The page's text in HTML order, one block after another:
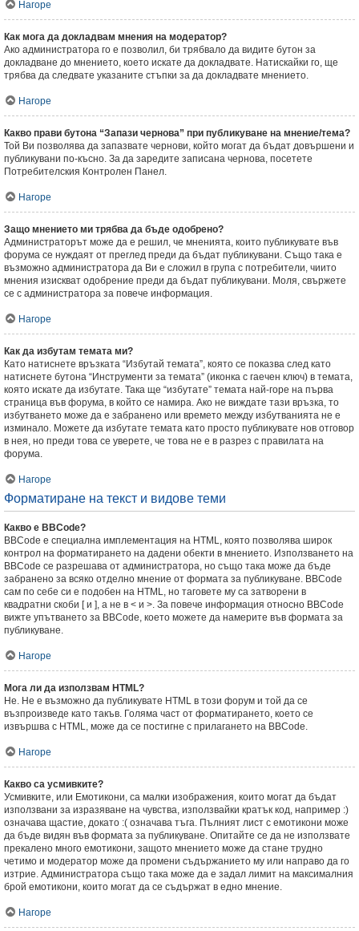
Нагоре
Как мога да докладвам мнения на модератор?
Ако администратора го е позволил, би трябвало да видите бутон за
докладване до мнението, което искате да докладвате. Натискайки го, ще
трябва да следвате указаните стъпки за да докладвате мнението.
Нагоре
Какво прави бутона “Запази чернова” при публикуване на мнение/тема?
Той Ви позволява да запазвате чернови, който могат да бъдат довършени и
публикувани по-късно. За да заредите записана чернова, посетете
Потребителския Контролен Панел.
Нагоре
Защо мнението ми трябва да бъде одобрено?
Администраторът може да е решил, че мненията, които публикувате във
форума се нуждаят от преглед преди да бъдат публикувани. Също така е
възможно администратора да Ви е сложил в група с потребители, чиито
мнения изискват одобрение преди да бъдат публикувани. Моля, свържете
се с администратора за повече информация.
Нагоре
Как да избутам темата ми?
Като натиснете връзката “Избутай темата”, която се показва след като
натиснете бутона “Инструменти за темата” (иконка с гаечен ключ) в темата,
която искате да избутате. Така ще “избутате” темата най-горе на първа
страница във форума, в който се намира. Ако не виждате тази връзка, то
избутването може да е забранено или времето между избутванията не е
изминало. Можете да избутате темата като просто публикувате нов отговор
в нея, но преди това се уверете, че това не е в разрез с правилата на
форума.
Нагоре
Форматиране на текст и видове теми
Какво е BBCode?
BBCode е специална имплементация на HTML, която позволява широк
контрол на форматирането на дадени обекти в мнението. Използването на
BBCode се разрешава от администратора, но също така може да бъде
забранено за всяко отделно мнение от формата за публикуване. BBCode
сам по себе си е подобен на HTML, но таговете му са затворени в
квадратни скоби [ и ], а не в < и >. За повече информация относно BBCode
вижте упътването за BBCode, което можете да намерите във формата за
публикуване.
Нагоре
Мога ли да използвам HTML?
Не. Не е възможно да публикувате HTML в този форум и той да се
възпроизведе като такъв. Голяма част от форматирането, което се
извършва с HTML, може да се постигне с прилагането на BBCode.
Нагоре
Какво са усмивките?
Усмивките, или Емотикони, са малки изображения, които могат да бъдат
използвани за изразяване на чувства, използвайки кратък код, например :)
означава щастие, докато :( означава тъга. Пълният лист с емотикони може
да бъде видян във формата за публикуване. Опитайте се да не използвате
прекалено много емотикони, защото мнението може да стане трудно
четимо и модератор може да промени съдържанието му или направо да го
изтрие. Администратора също така може да е задал лимит на максималния
брой емотикони, които могат да се съдържат в едно мнение.
Нагоре